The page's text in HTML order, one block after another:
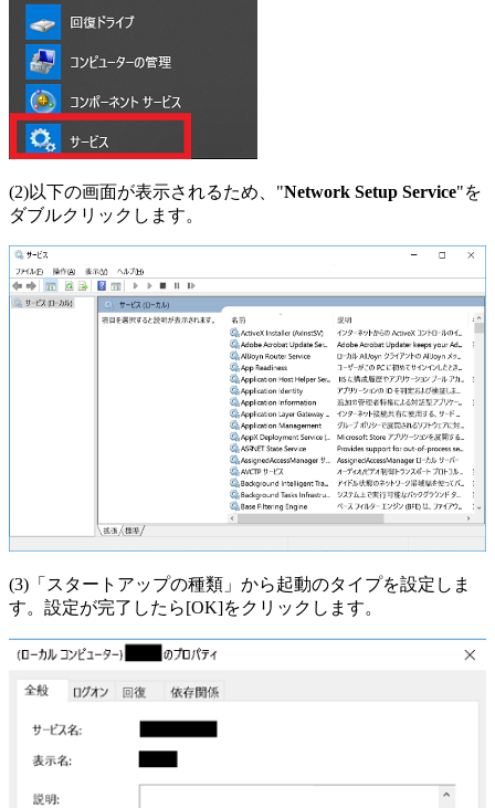
(2)以下の画面が表示されるため、"Network Setup Service"を
ダブルクリックします。
(3)「スタートアップの種類」から起動のタイプを設定しま
す。設定が完了したら[OK]をクリックします。